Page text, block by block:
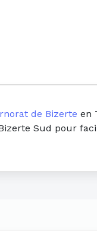
de Bizerte en
Sud pour